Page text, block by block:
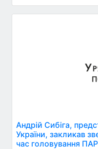
Андрій Сибіга,
України, закликав
час головування